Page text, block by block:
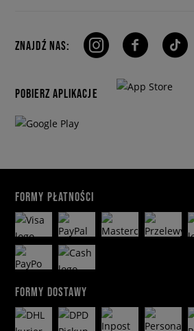
ZNAJDŹ NAS:
POBIERZ APLIKACJE
FORMY PŁATNOŚCI
FORMY DOSTAWY